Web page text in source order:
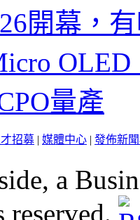
開幕，
量產
招募 | 媒體中心 | 發佈新
a